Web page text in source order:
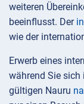
weiteren
beeinflusst. Der
wie der
Erwerb eines
während Sie sich
gültigen Nauru